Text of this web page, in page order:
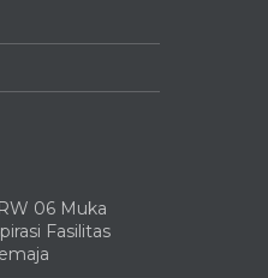
06 Muka
Fasilitas